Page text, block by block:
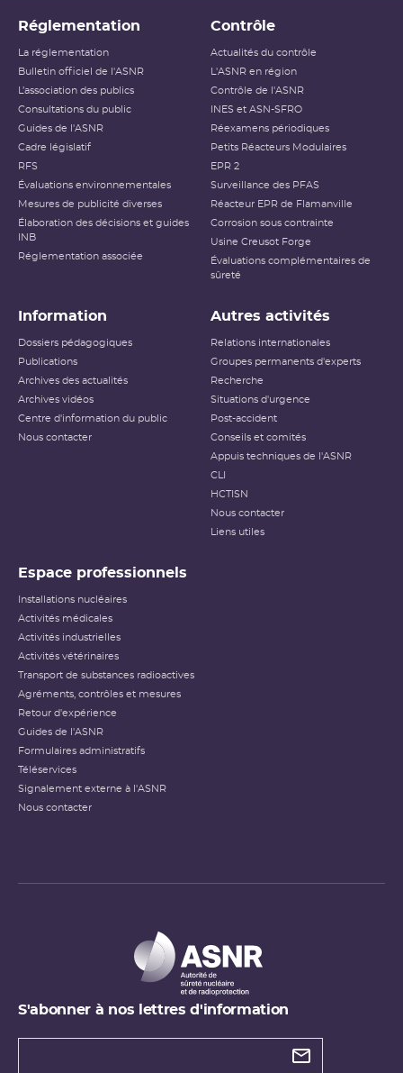
Réglementation
La réglementation
Bulletin officiel de l'ASNR
L’association des publics
Consultations du public
Guides de l'ASNR
Cadre législatif
RFS
Évaluations environnementales
Mesures de publicité diverses
Élaboration des décisions et guides
INB
Réglementation associée
Contrôle
Actualités du contrôle
L'ASNR en région
Contrôle de l'ASNR
INES et ASN-SFRO
Réexamens périodiques
Petits Réacteurs Modulaires
EPR 2
Surveillance des PFAS
Réacteur EPR de Flamanville
Corrosion sous contrainte
Usine Creusot Forge
Évaluations complémentaires de
sûreté
Information
Dossiers pédagogiques
Publications
Archives des actualités
Archives vidéos
Centre d'information du public
Nous contacter
Autres activités
Relations internationales
Groupes permanents d'experts
Recherche
Situations d'urgence
Post-accident
Conseils et comités
Appuis techniques de l'ASNR
CLI
HCTISN
Nous contacter
Liens utiles
Espace professionnels
Installations nucléaires
Activités médicales
Activités industrielles
Activités vétérinaires
Transport de substances radioactives
Agréments, contrôles et mesures
Retour d'expérience
Guides de l'ASNR
Formulaires administratifs
Téléservices
Signalement externe à l'ASNR
Nous contacter
S'abonner à nos lettres d'information
Types de